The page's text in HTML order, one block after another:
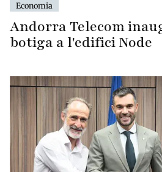
Economia
Andorra Telecom
botiga a l'edifici Node